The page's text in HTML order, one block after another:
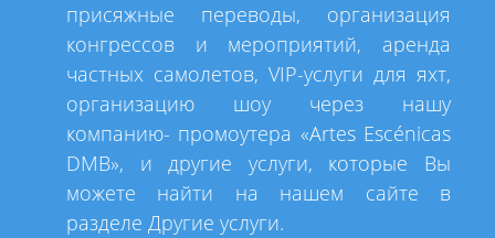
присяжные переводы, организация
конгрессов и мероприятий, аренда
частных самолетов, VIP-услуги для яхт,
организацию шоу через нашу
компанию- промоутера «Artes Escénicas
DMB», и другие услуги, которые Вы
можете найти на нашем сайте в
разделе Другие услуги.